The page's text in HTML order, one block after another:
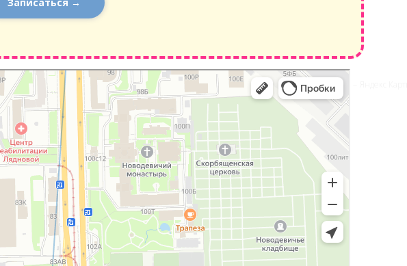
проспект, 100к2: как доехать на автомобиле, общественным транспортом или пешком – Яндекс Карты